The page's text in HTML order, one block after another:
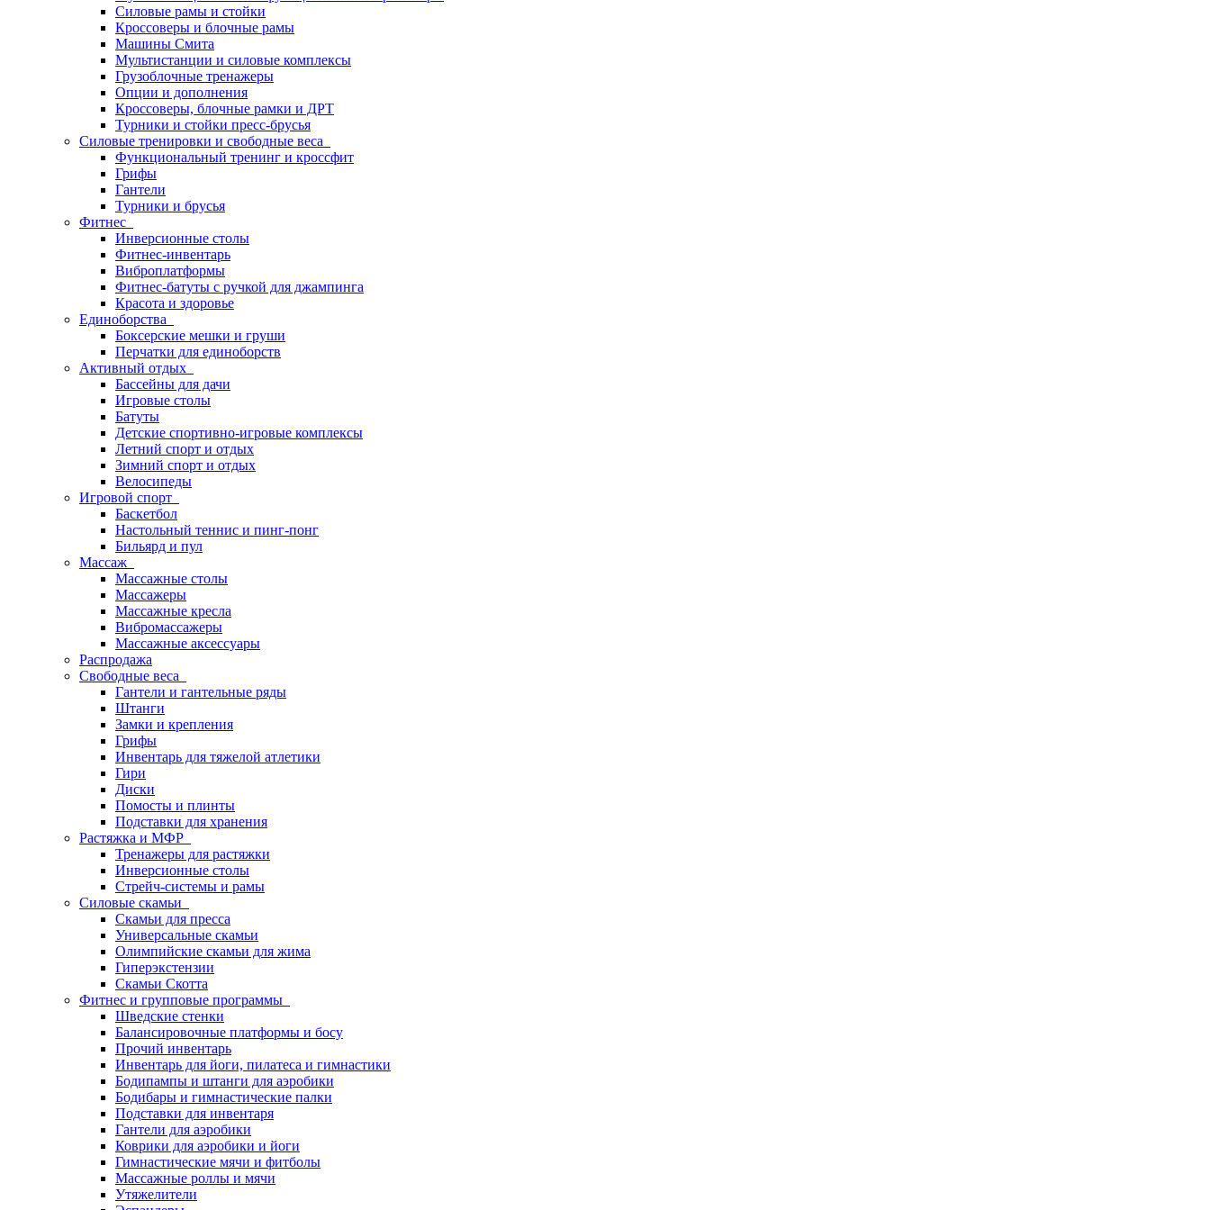
Силовые рамы и стойки
Кроссоверы и блочные рамы
Машины Смита
Мультистанции и силовые комплексы
Грузоблочные тренажеры
Опции и дополнения
Кроссоверы, блочные рамки и ДРТ
Турники и стойки пресс-брусья
Силовые тренировки и свободные веса
Функциональный тренинг и кроссфит
Грифы
Гантели
Турники и брусья
Фитнес
Инверсионные столы
Фитнес-инвентарь
Виброплатформы
Фитнес-батуты с ручкой для джампинга
Красота и здоровье
Единоборства
Боксерские мешки и груши
Перчатки для единоборств
Активный отдых
Бассейны для дачи
Игровые столы
Батуты
Детские спортивно-игровые комплексы
Летний спорт и отдых
Зимний спорт и отдых
Велосипеды
Игровой спорт
Баскетбол
Настольный теннис и пинг-понг
Бильярд и пул
Массаж
Массажные столы
Массажеры
Массажные кресла
Вибромассажеры
Массажные аксессуары
Распродажа
Свободные веса
Гантели и гантельные ряды
Штанги
Замки и крепления
Грифы
Инвентарь для тяжелой атлетики
Гири
Диски
Помосты и плинты
Подставки для хранения
Растяжка и МФР
Тренажеры для растяжки
Инверсионные столы
Стрейч-системы и рамы
Силовые скамьи
Скамьи для пресса
Универсальные скамьи
Олимпийские скамьи для жима
Гиперэкстензии
Скамьи Скотта
Фитнес и групповые программы
Шведские стенки
Балансировочные платформы и босу
Прочий инвентарь
Инвентарь для йоги, пилатеса и гимнастики
Бодипампы и штанги для аэробики
Бодибары и гимнастические палки
Подставки для инвентаря
Гантели для аэробики
Коврики для аэробики и йоги
Гимнастические мячи и фитболы
Массажные роллы и мячи
Утяжелители